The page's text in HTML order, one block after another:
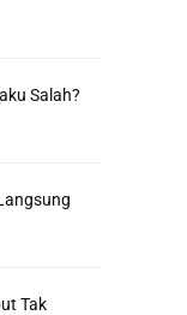
Salah?
Tak